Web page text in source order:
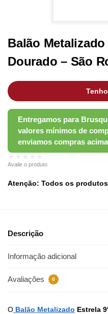
Balão Metalizado
Dourado – São
Avalie o produto
Atenção: Todos os
Descrição
Informação adicional
Avaliações 0
O Balão Metalizado Estrela